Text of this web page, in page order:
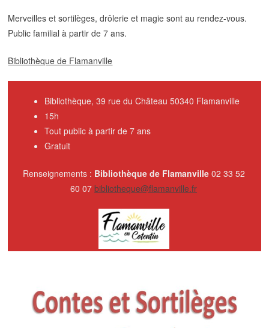
Merveilles et sortilèges, drôlerie et magie sont au rendez-vous.
Public familial à partir de 7 ans.
Bibliothèque de Flamanville
Bibliothèque, 39 rue du Château 50340 Flamanville
15h
Tout public à partir de 7 ans
Gratuit
Renseignements : Bibliothèque de Flamanville02 33 52
60 07bibliotheque@flamanville.fr